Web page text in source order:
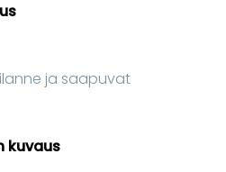
ja saapuvat
kuvaus